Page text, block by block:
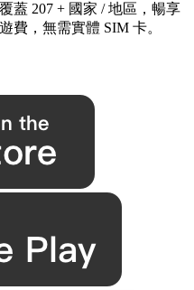
蓋 207 + 國家 / 地區，暢享
費，無需實體 SIM 卡。